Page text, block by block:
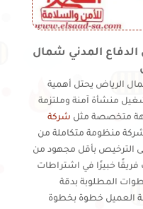
المدني شمال
الرياض يحتل أهمية
منشأة آمنة وملتزمة
جهة متخصصة مثل شركة
منظومة متكاملة من
الترخيص بأقل مجهود من
خبيرًا في اشتراطات
المطلوبة بدقة
العميل خطوة بخطوة